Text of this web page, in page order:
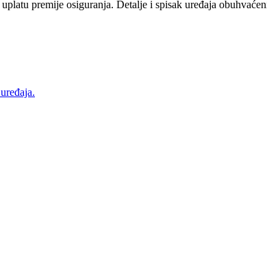
premije osiguranja. Detalje i spisak uređaja